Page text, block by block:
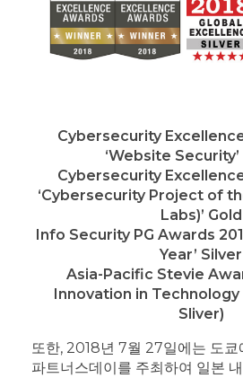
Cybersecurity
‘Website
Cybersecurity
‘Cybersecurity Project of
Labs)’ Gold
Info Security PG Awards
Year’ Silver
Asia-Pacific Stevie
Innovation in
Sliver)
또한, 2018년 7월 27일에는 도쿄
파트너스데이를 주최하여 일본